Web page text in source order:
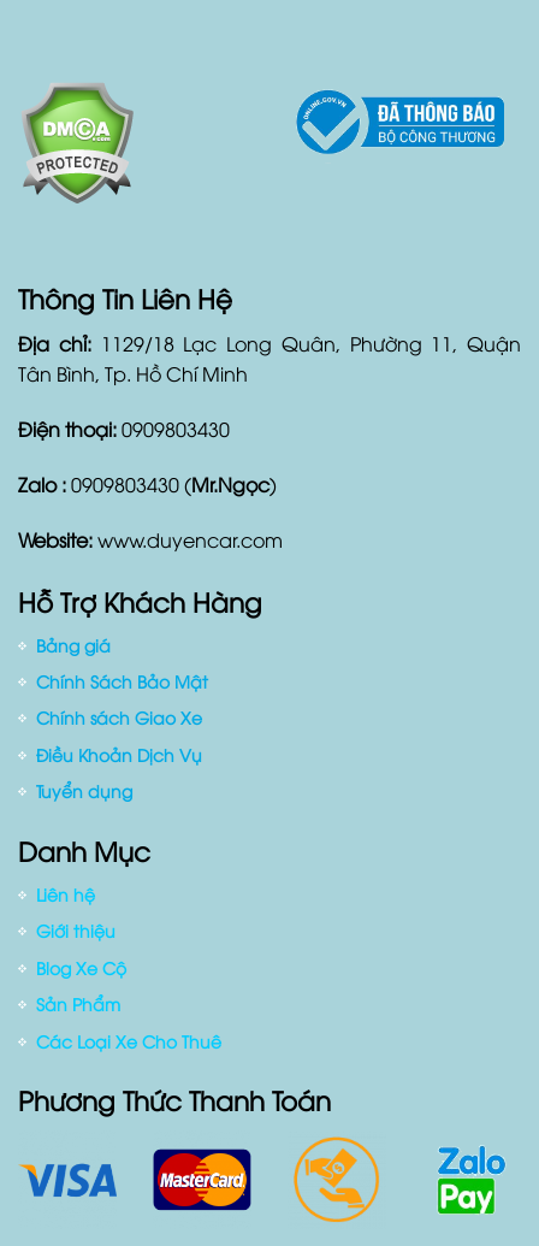
Thông Tin Liên Hệ
Địa chỉ: 1129/18 Lạc Long Quân, Phường 11, Quận
Tân Bình, Tp. Hồ Chí Minh
Điện thoại:0909803430
Zalo :0909803430 (Mr.Ngọc)
Website:www.duyencar.com
Hỗ Trợ Khách Hàng
Bảng giá
Chính Sách Bảo Mật
Chính sách Giao Xe
Điều Khoản Dịch Vụ
Tuyển dụng
Danh Mục
Liên hệ
Giới thiệu
Blog Xe Cộ
Sản Phẩm
Các Loại Xe Cho Thuê
Phương Thức Thanh Toán